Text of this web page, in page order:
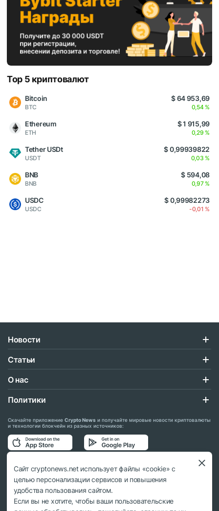
Top 5 криптовалют
Bitcoin
BTC
$ 64 953,69
0,54 %
Ethereum
ETH
$ 1 915,99
0,29 %
Tether USDt
USDT
$ 0,99939822
0,03 %
BNB
BNB
$ 594,08
0,97 %
USDC
USDC
$ 0,99982273
-0,01 %
Новости
Статьи
О нас
Политики
Скачайте приложение Crypto News и получайте мировые новости криптовалюты
и технологии блокчейн из разных источников:
Подписывайтесь на нас в социальных сетях:
Сайт cryptonews.net использует файлы «cookie» с
целью персонализации сервисов и повышения
удобства пользования сайтом.
Если вы не хотите, чтобы ваши пользовательские